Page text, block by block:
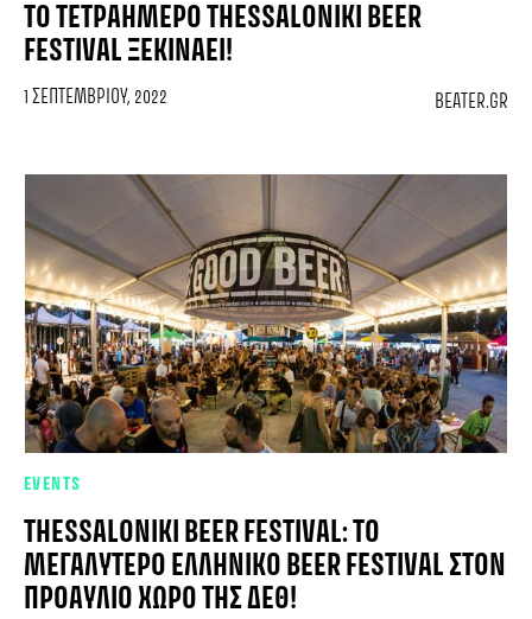
TO ΤΕΤΡΑΉΜΕΡΟ THESSALONIKI BEER
FESTIVAL ΞΕΚΙΝΆΕΙ!
1 ΣΕΠΤΕΜΒΡΊΟΥ, 2022 BEATER.GR
EVENTS
THESSALONIKI BEER FESTIVAL: ΤΟ
ΜΕΓΑΛΎΤΕΡΟ ΕΛΛΗΝΙΚΌ BEER FESTIVAL ΣΤΟΝ
ΠΡΟΑΎΛΙΟ ΧΏΡΟ ΤΗΣ ΔΕΘ!